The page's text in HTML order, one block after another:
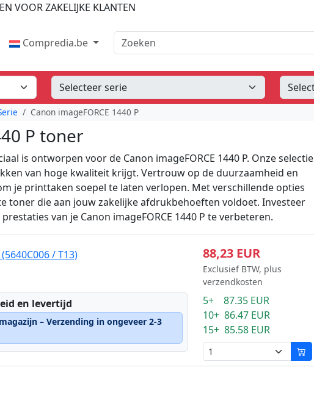
VOOR ZAKELIJKE KLANTEN
Compredia.be Zoeken
Canon imageFORCE 1440 P
P toner
is ontworpen voor de Canon imageFORCE 1440 P. Onze selectie
van hoge kwaliteit krijgt. Vertrouw op de duurzaamheid en
je printtaken soepel te laten verlopen. Met verschillende opties
toner die aan jouw zakelijke afdrukbehoeften voldoet. Investeer
van je Canon imageFORCE 1440 P te verbeteren.
/ T13)
en levertijd
– Verzending in ongeveer 2-3
88,23 EUR
Exclusief BTW, plus
verzendkosten
5+ 87.35 EUR
10+ 86.47 EUR
15+ 85.58 EUR